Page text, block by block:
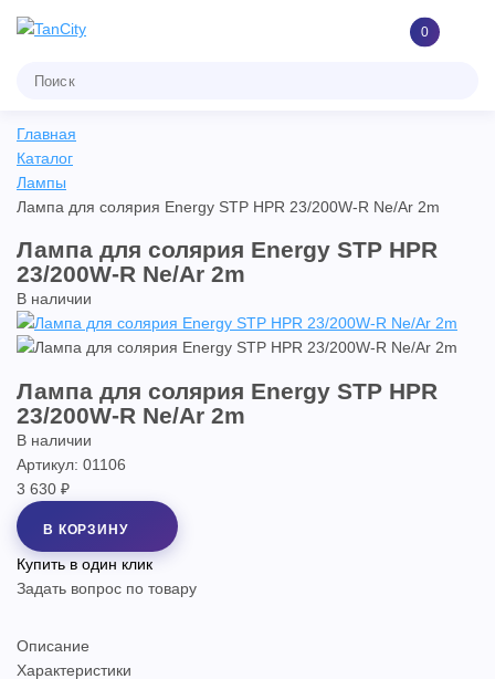
0
Главная
Каталог
Лампы
Лампа для солярия Energy STP HPR 23/200W-R Ne/Ar 2m
Лампа для солярия Energy STP HPR
23/200W-R Ne/Ar 2m
В наличии
Лампа для солярия Energy STP HPR
23/200W-R Ne/Ar 2m
В наличии
Артикул: 01106
3 630 ₽
В КОРЗИНУ
Купить в один клик
Задать вопрос по товару
Описание
Характеристики